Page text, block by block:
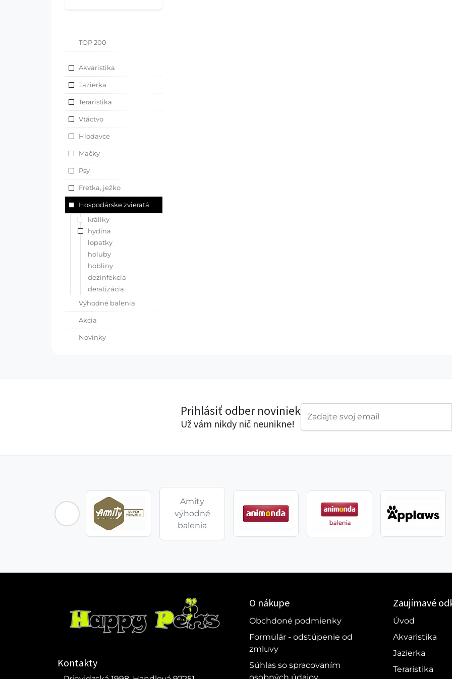
TOP 200
Akvaristika
Jazierka
Teraristika
Vtáctvo
Hlodavce
Mačky
Psy
Fretka, ježko
Hospodárske zvieratá
králiky
hydina
lopatky
holuby
hobliny
dezinfekcia
deratizácia
Výhodné balenia
Akcia
Novinky
Prihlásiť odber noviniek
Už vám nikdy nič neunikne!
Amity
výhodné
balenia
Kontakty
O nákupe
Obchdoné podmienky
Formulár - odstúpenie od
zmluvy
Súhlas so spracovaním
Zaujímavé
Úvod
Akvaristika
Jazierka
Teraristika